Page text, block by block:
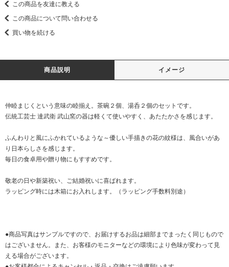
この商品を友達に教える
この商品について問い合わせる
買い物を続ける
商品説明 イメージ
仲睦まじくという意味の睦揃え。茶碗２個、湯呑２個のセットです。
伝統工芸士 達武衛 武山窯の器は軽くて使いやすく、あたたかさを感じます。
ふんわりと風にふかれているような～優しい手描きの花の紋様は、風合いがあ
り日本らしさを感じます。
毎日の食卓用や贈り物にもすすめです。
敬老の日や新築祝い、ご結婚祝いに喜ばれます。
ラッピング時には木箱にお入れします。（ラッピング手数料別途）
●商品写真はサンプルですので、お届けするお品は細部までまったく同じもので
はございません。また、お客様のモニターなどの環境により色味が変わって見
える場合がございます。